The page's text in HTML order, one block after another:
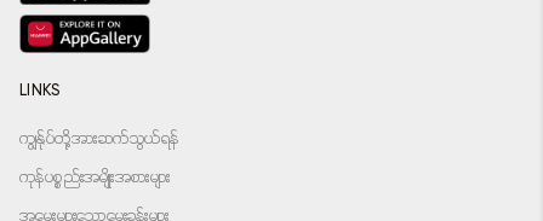
LINKS
ကျွန်ုပ်တို့အားဆက်သွယ်ရန်
ကုန်ပစ္စည်းအမျိုးအစားများ